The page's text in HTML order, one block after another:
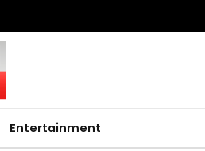
Entertainment